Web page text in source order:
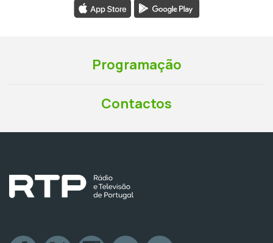
Programação
Contactos